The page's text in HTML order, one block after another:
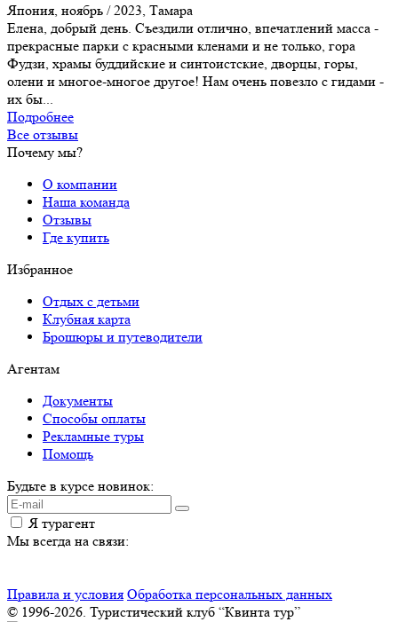
Япония, ноябрь / 2023, Тамара
Елена, добрый день. Съездили отлично, впечатлений масса -
прекрасные парки с красными кленами и не только, гора
Фудзи, храмы буддийские и синтоистские, дворцы, горы,
олени и многое-многое другое! Нам очень повезло с гидами -
их бы...
Подробнее
Все отзывы
Почему мы?
О компании
Наша команда
Отзывы
Где купить
Избранное
Отдых с детьми
Клубная карта
Брошюры и путеводители
Агентам
Документы
Способы оплаты
Рекламные туры
Помощь
Будьте в курсе новинок:
Я турагент
Мы всегда на связи:
Правила и условия Обработка персональных данных
© 1996-2026. Туристический клуб “Квинта тур”